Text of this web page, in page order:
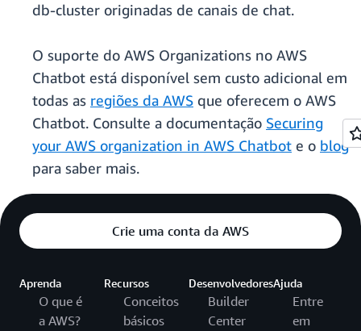
db-cluster originadas de canais de chat.
O suporte do AWS Organizations no AWS
Chatbot está disponível sem custo adicional em
todas as regiões da AWS que oferecem o AWS
Chatbot. Consulte a documentação Securing
your AWS organization in AWS Chatbot e o blog
para saber mais.
Crie uma conta da AWS
Aprenda
O que é
a AWS?
Recursos
Conceitos
básicos
Desenvolvedores
Builder
Center
Ajuda
Entre
em